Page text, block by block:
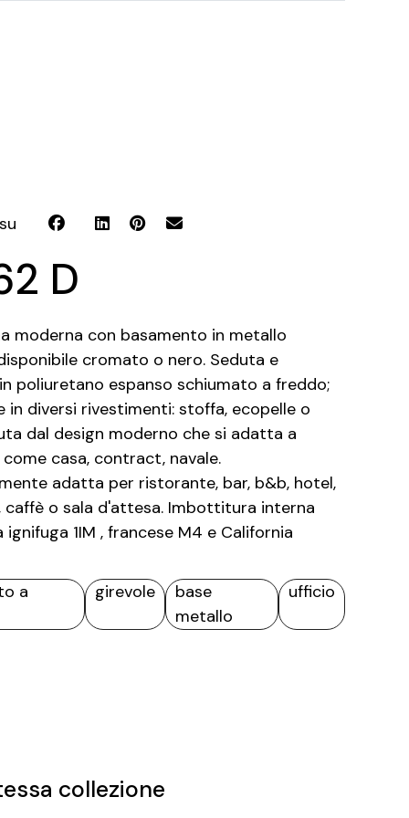
D
moderna con basamento in metallo
cromato o nero. Seduta e
poliuretano espanso schiumato a freddo;
in diversi rivestimenti: stoffa, ecopelle o
dal design moderno che si adatta a
casa, contract, navale.
adatta per ristorante, bar, b&b, hotel,
caffè o sala d'attesa. Imbottitura interna
1IM , francese M4 e California
a
girevole
base
metallo
ufficio
collezione